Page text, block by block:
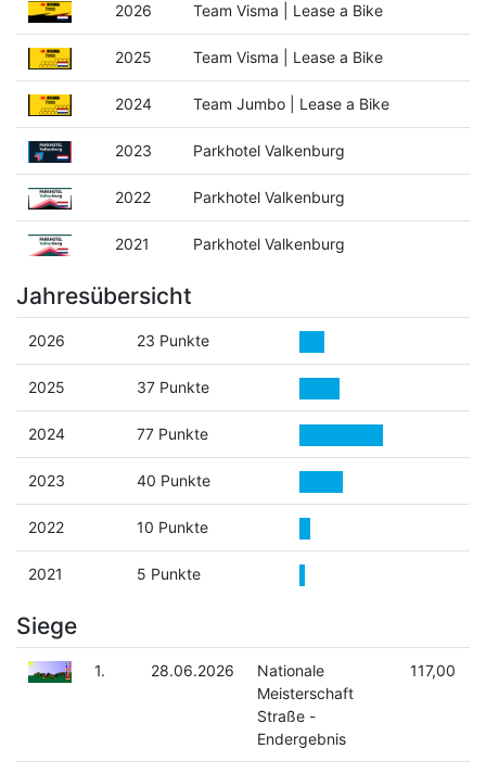
2026 Team Visma | Lease a Bike
2025 Team Visma | Lease a Bike
2024 Team Jumbo | Lease a Bike
2023 Parkhotel Valkenburg
2022 Parkhotel Valkenburg
2021 Parkhotel Valkenburg
Jahresübersicht
2026 23 Punkte
2025 37 Punkte
2024 77 Punkte
2023 40 Punkte
2022 10 Punkte
2021 5 Punkte
Siege
1. 28.06.2026
Nationale
Meisterschaft
Straße -
Endergebnis
117,00